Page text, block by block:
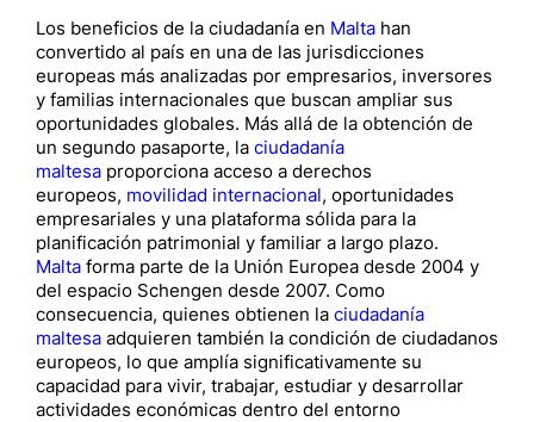
Los beneficios de la ciudadanía en Malta han
convertido al país en una de las jurisdicciones
europeas más analizadas por empresarios, inversores
y familias internacionales que buscan ampliar sus
oportunidades globales. Más allá de la obtención de
un segundo pasaporte, la ciudadanía
maltesa proporciona acceso a derechos
europeos, movilidad internacional, oportunidades
empresariales y una plataforma sólida para la
planificación patrimonial y familiar a largo plazo.
Malta forma parte de la Unión Europea desde 2004 y
del espacio Schengen desde 2007. Como
consecuencia, quienes obtienen la ciudadanía
maltesa adquieren también la condición de ciudadanos
europeos, lo que amplía significativamente su
capacidad para vivir, trabajar, estudiar y desarrollar
actividades económicas dentro del entorno